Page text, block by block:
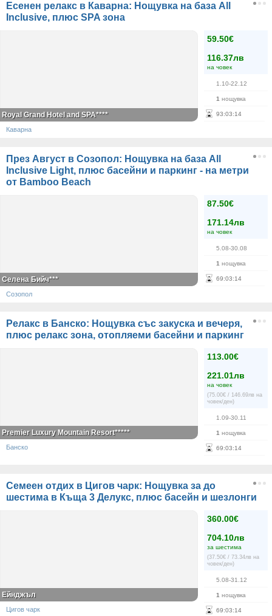
Есенен релакс в Каварна: Нощувка на база All
Inclusive, плюс SPA зона
59.50€
116.37лв
на човек
1.10-22.12
1 нощувка
93:03:13
Royal Grand Hotel and SPA****
Каварна
През Август в Созопол: Нощувка на база All
Inclusive Light, плюс басейни и паркинг - на метри
от Bamboo Beach
87.50€
171.14лв
на човек
5.08-30.08
1 нощувка
69:03:13
Селена Бийч***
Созопол
Релакс в Банско: Нощувка със закуска и вечеря,
плюс релакс зона, отопляеми басейни и паркинг
113.00€
221.01лв
на човек
(75.00€ / 146.69лв на
човек/ден)
1.09-30.11
1 нощувка
69:03:13
Premier Luxury Mountain Resort*****
Банско
Семеен отдих в Цигов чарк: Нощувка за до
шестима в Къща 3 Делукс, плюс басейн и шезлонги
360.00€
704.10лв
за шестима
(37.50€ / 73.34лв на
човек/ден)
5.08-31.12
1 нощувка
69:03:13
Ейнджъл
Цигов чарк